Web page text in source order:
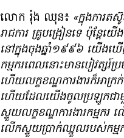
លោក រ៉ុង ឈុន៖ «ក្នុង​ការ​ត
រាជការ គ្រូ​បង្រៀន​ទេ ប៉ុន្តែ​យ
នៅ​ក្នុង​ចុង​ឆ្នាំ​១៩៩៦ យើង​ឃើ
កម្មករ​ពេល​នោះ​មាន​បៀវត្សរ៍​
ហើយ​លក្ខខណ្ឌ​ការងារ​ក៏​អាក្
ហើយ​ដែល​យើង​ចូល​ប្រឡូក​ជ
ស្ទួយ​លក្ខខណ្ឌ​ការងារ​កម្មករ
លើក​ស្ទួយ​ប្រាក់​ឈ្នួល​របស់​កម្ម